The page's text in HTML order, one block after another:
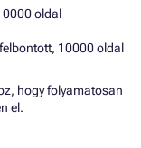
oldal
10000 oldal
hogy folyamatosan
el.